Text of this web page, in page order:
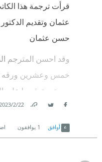
قرأت ترجمة هذا
عثمان وتقديم
حسن عثمان
وقد احسن المترجم
خمس وعشرين ورقه
سيرته وتوقيعها علي
نشأة راقية وتلقي
22‏/2‏/2023
أوافق 1 يوافقون